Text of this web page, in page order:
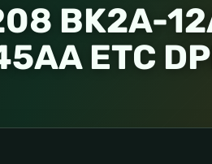
BK2A-
ETC